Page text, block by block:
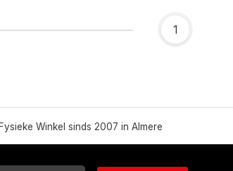
1
Fysieke Winkel sinds 2007 in Almere